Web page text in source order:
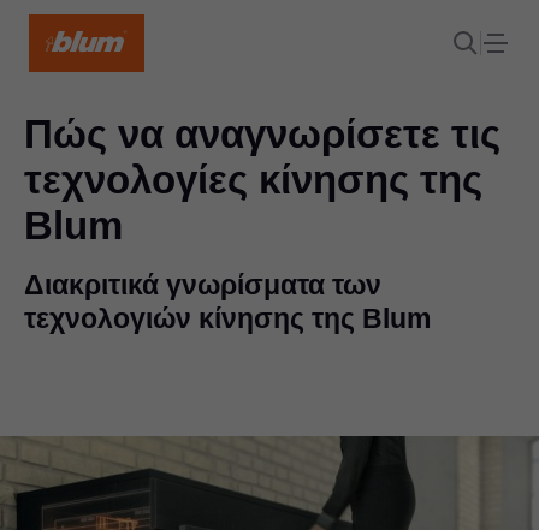
Πώς να αναγνωρίσετε τις
τεχνολογίες κίνησης της
Blum
Διακριτικά γνωρίσματα των
τεχνολογιών κίνησης της Blum